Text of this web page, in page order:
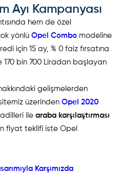
Ayı Kampanyası
hem de özel
yönlüOpel Combo modeline
için 15 ay, % 0 faiz fırsatına
bin 700 Liradan başlayan
gelişmelerden
üzerindenOpel 2020
ilearaba karşılaştırması
fiyat teklifi iste Opel
Karşımızda